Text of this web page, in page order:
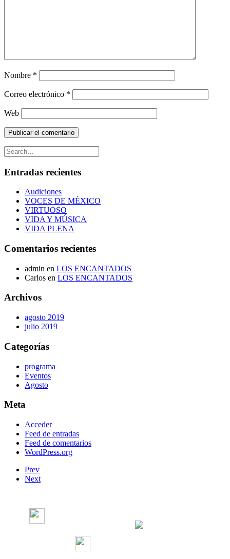
Nombre *
Correo electrónico *
Web
Entradas recientes
Audiciones
VOCES DE MÉXICO
VIRTUOSO
VIDA Y MÚSICA
VIDA PLENA
Comentarios recientes
admin en LOS ENCANTADOS
Carlos en LOS ENCANTADOS
Archivos
agosto 2019
julio 2019
Categorías
programa
Eventos
Agosto
Meta
Acceder
Feed de entradas
Feed de comentarios
WordPress.org
Prev
Next